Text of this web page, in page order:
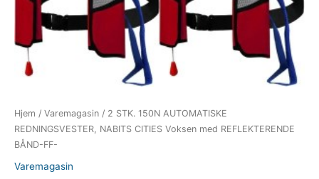
Hjem / Varemagasin / 2 STK. 150N AUTOMATISKE
REDNINGSVESTER, NABITS CITIES Voksen med REFLEKTERENDE
BÅND-FF-
Varemagasin